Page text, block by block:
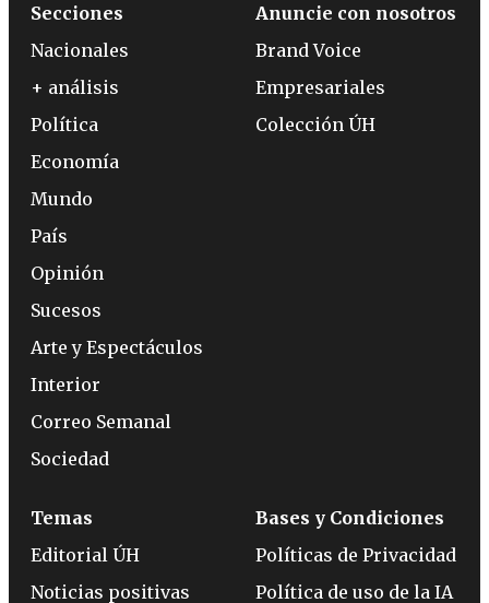
Secciones
Nacionales
+ análisis
Política
Economía
Mundo
País
Opinión
Sucesos
Arte y Espectáculos
Interior
Correo Semanal
Sociedad
Anuncie con nosotros
Brand Voice
Empresariales
Colección ÚH
Temas
Editorial ÚH
Noticias positivas
Bases y Condiciones
Políticas de Privacidad
Política de uso de la IA